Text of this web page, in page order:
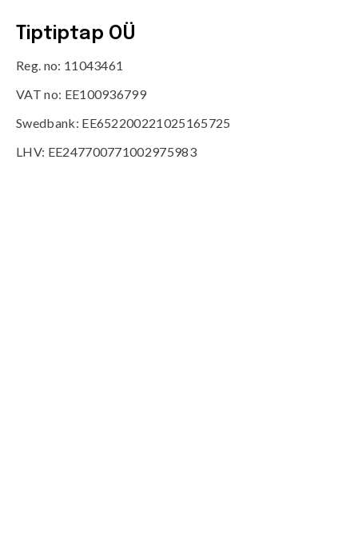
Tiptiptap OÜ
Reg. no: 11043461
VAT no: EE100936799
Swedbank: EE652200221025165725
LHV: EE247700771002975983